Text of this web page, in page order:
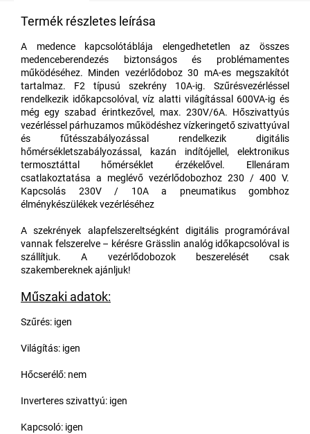
Termék részletes leírása
A medence kapcsolótáblája elengedhetetlen az összes
medenceberendezés biztonságos és problémamentes
működéséhez. Minden vezérlődoboz 30 mA-es megszakítót
tartalmaz. F2 típusú szekrény 10A-ig. Szűrésvezérléssel
rendelkezik időkapcsolóval, víz alatti világítással 600VA-ig és
még egy szabad érintkezővel, max. 230V/6A. Hőszivattyús
vezérléssel párhuzamos működéshez vízkeringető szivattyúval
és fűtésszabályozással rendelkezik digitális
hőmérsékletszabályozással, kazán indítójellel, elektronikus
termosztáttal hőmérséklet érzékelővel. Ellenáram
csatlakoztatása a meglévő vezérlődobozhoz 230 / 400 V.
Kapcsolás 230V / 10A a pneumatikus gombhoz
élménykészülékek vezérléséhez
A szekrények alapfelszereltségként digitális programórával
vannak felszerelve – kérésre Grässlin analóg időkapcsolóval is
szállítjuk. A vezérlődobozok beszerelését csak
szakembereknek ajánljuk!
Műszaki adatok:
Szűrés: igen
Világítás: igen
Hőcserélő: nem
Inverteres szivattyú: igen
Kapcsoló: igen